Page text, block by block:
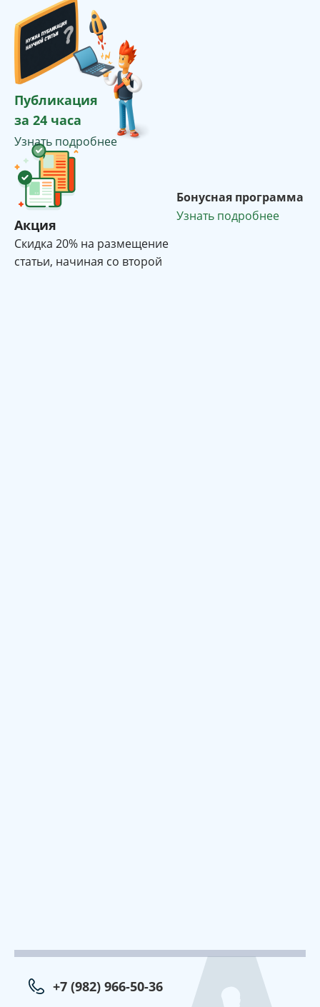
Публикация
за 24 часа
Узнать подробнее
Акция
Cкидка 20% на размещение
статьи, начиная со второй
Бонусная программа
Узнать подробнее
+7 (982) 966-50-36